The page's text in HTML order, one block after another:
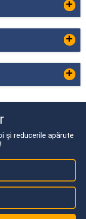
+
+
+
și reducerile apărute